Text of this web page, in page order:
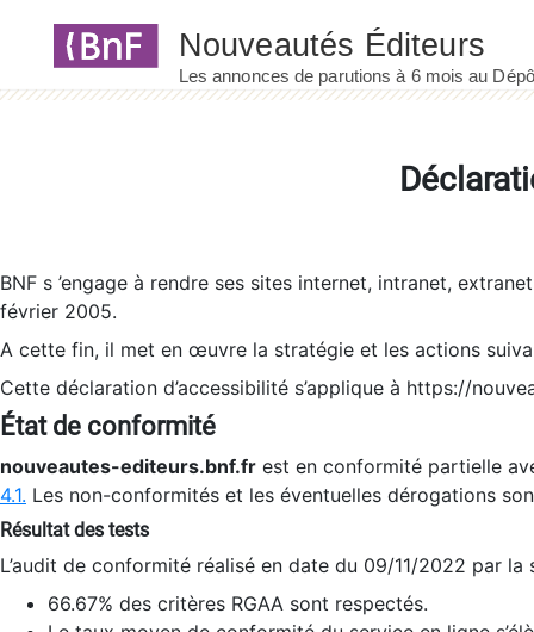
BNF s ’engage à rendre ses sites internet, intranet,
février 2005.
A cette fin, il met en œuvre la stratégie et les actions
Cette déclaration d’accessibilité s’applique à https://
État de conformité
nouveautes-editeurs.bnf.fr est en conformité partielle
4.1. Les non-conformités et les éventuelles dérogations
Résultat des tests
L’audit de conformité réalisé en date du 09/11/2022 par
66.67% des critères RGAA sont respectés.